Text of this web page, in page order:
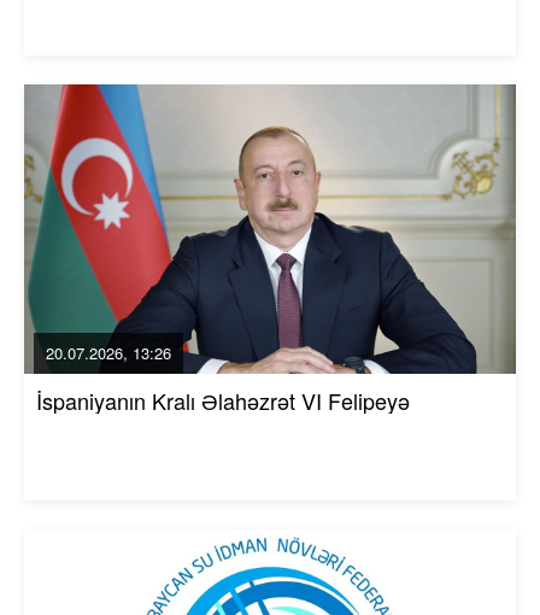
20.07.2026, 13:26
İspaniyanın Kralı Əlahəzrət VI Felipeyə